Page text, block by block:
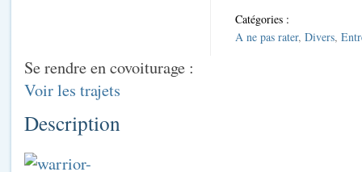
Catégories :
A ne pas rater, Divers,
Se rendre en covoiturage :
Voir les trajets
Description